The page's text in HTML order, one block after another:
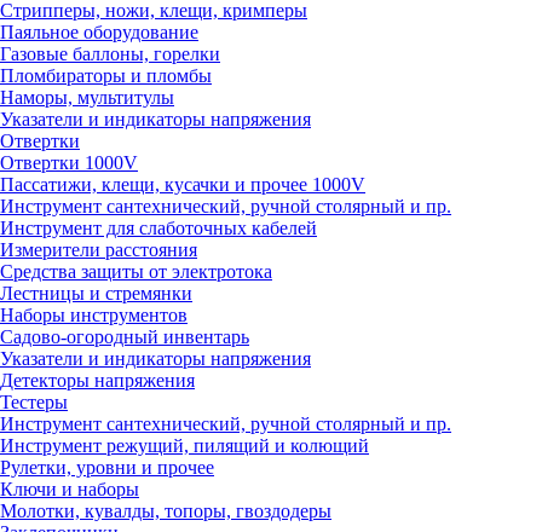
Стрипперы, ножи, клещи, кримперы
Паяльное оборудование
Газовые баллоны, горелки
Пломбираторы и пломбы
Наморы, мультитулы
Указатели и индикаторы напряжения
Отвертки
Отвертки 1000V
Пассатижи, клещи, кусачки и прочее 1000V
Инструмент сантехнический, ручной столярный и пр.
Инструмент для слаботочных кабелей
Измерители расстояния
Средства защиты от электротока
Лестницы и стремянки
Наборы инструментов
Садово-огородный инвентарь
Указатели и индикаторы напряжения
Детекторы напряжения
Тестеры
Инструмент сантехнический, ручной столярный и пр.
Инструмент режущий, пилящий и колющий
Рулетки, уровни и прочее
Ключи и наборы
Молотки, кувалды, топоры, гвоздодеры